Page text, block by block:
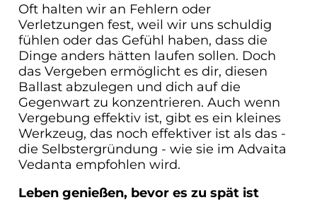
Oft halten wir an Fehlern oder
Verletzungen fest, weil wir uns schuldig
fühlen oder das Gefühl haben, dass die
Dinge anders hätten laufen sollen. Doch
das Vergeben ermöglicht es dir, diesen
Ballast abzulegen und dich auf die
Gegenwart zu konzentrieren. Auch wenn
Vergebung effektiv ist, gibt es ein kleines
Werkzeug, das noch effektiver ist als das -
die Selbstergründung - wie sie im Advaita
Vedanta empfohlen wird.
Leben genießen, bevor es zu spät ist